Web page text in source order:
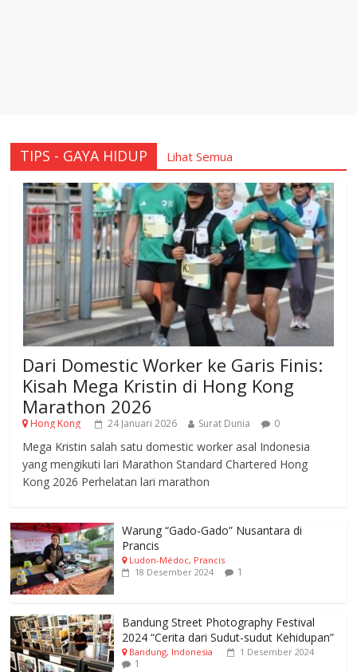
TIPS - GAYA HIDUP Lihat Semua
Dari Domestic Worker ke Garis Finis:
Kisah Mega Kristin di Hong Kong
Marathon 2026
Hong Kong 24 Januari 2026 Surat Dunia 0
Mega Kristin salah satu domestic worker asal Indonesia
yang mengikuti lari Marathon Standard Chartered Hong
Kong 2026 Perhelatan lari marathon
Warung “Gado-Gado” Nusantara di
Prancis
Ludon-Médoc, Prancis
18 Desember 2024
1
Bandung Street Photography Festival
2024 “Cerita dari Sudut-sudut Kehidupan”
Bandung, Indonesia 1 Desember 2024
1